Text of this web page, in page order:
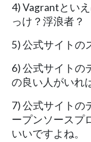
4) Vagrantとい
っけ？浮浪者？
5) 公式サイトの
6) 公式サイトの
の良い人がいれ
7) 公式サイトの
ープンソースプ
いいですよね。